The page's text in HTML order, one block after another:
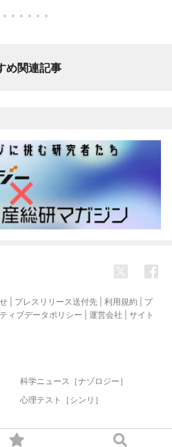
め関連記事
プレスリリース送付先 利用規約
プ
ィブデータポリシー 運営会社
サイト
科学ニュース［ナゾロジー］
心理テスト［シンリ］